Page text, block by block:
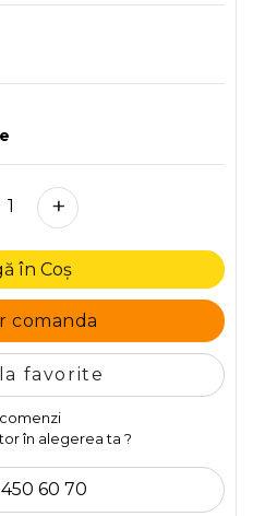
+
în Coș
comanda
favorite
în alegerea ta ?
450 60 70